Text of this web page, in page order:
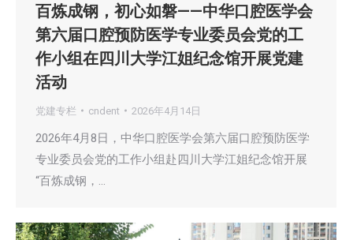
百炼成钢，初心如磐——中华口腔医学会
第六届口腔预防医学专业委员会党的工
作小组在四川大学江姐纪念馆开展党建
活动
党建专栏 cndent 2026年4月14日
2026年4月8日，中华口腔医学会第六届口腔预防医学
专业委员会党的工作小组赴四川大学江姐纪念馆开展
“百炼成钢，…